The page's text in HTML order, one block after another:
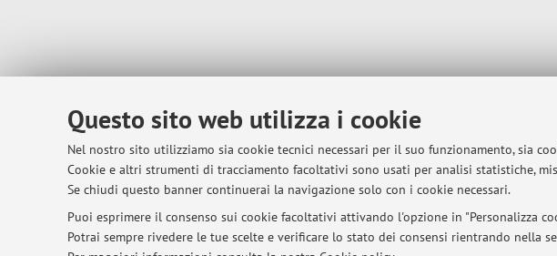
Questo sito web utilizza i cookie
Nel nostro sito utilizziamo sia cookie tecnici necessari per il suo funzionamento, sia
Cookie e altri strumenti di tracciamento facoltativi sono usati per analisi statistiche,
Se chiudi questo banner continuerai la navigazione solo con i cookie necessari.
Puoi esprimere il consenso sui cookie facoltativi attivando l'opzione in "Personalizza
Potrai sempre rivedere le tue scelte e verificare lo stato dei consensi rientrando nella